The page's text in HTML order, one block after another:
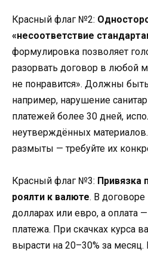
Красный флаг №2:
«несоответствие
формулировка позволяет
разорвать договор в любой
не понравится». Должны
например, нарушение
платежей более 30 дней,
неутверждённых
размыты — требуйте их
Красный флаг №3: Привязка
роялти к валюте. В
долларах или евро, а оплата
платежа. При скачках курса
вырасти на 20–30% за месяц.